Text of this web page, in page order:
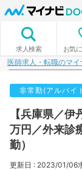
求人検索 お気
医師求人・転職のマ
非常勤(アルバイ
【兵庫県／
万円／外来診
勤）
更新日 : 2023/01/06